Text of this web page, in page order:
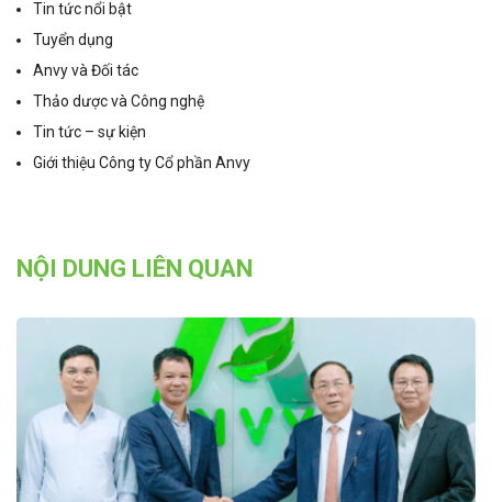
Tin tức nổi bật
Tuyển dụng
Anvy và Đối tác
Thảo dược và Công nghệ
Tin tức – sự kiện
Giới thiệu Công ty Cổ phần Anvy
NỘI DUNG LIÊN QUAN